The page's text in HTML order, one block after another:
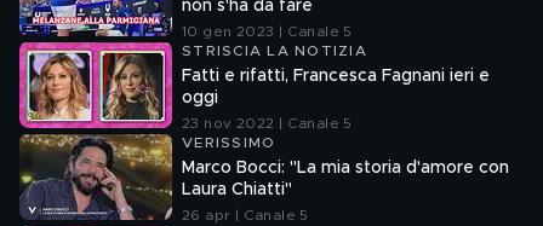
non s'ha da fare
10 gen 2023 | Canale 5
STRISCIA LA NOTIZIA
Fatti e rifatti, Francesca Fagnani ieri e
oggi
23 nov 2022 | Canale 5
VERISSIMO
Marco Bocci: "La mia storia d'amore con
Laura Chiatti"
26 apr | Canale 5